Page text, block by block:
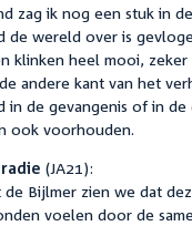
zag ik nog een stuk in
de wereld over is
klinken heel mooi,
andere kant van het
in de gevangenis of in
ook voorhouden.
(JA21):
Bijlmer zien we dat
voelen door de